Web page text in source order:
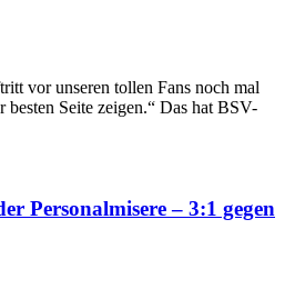
vor unseren tollen Fans noch mal
besten Seite zeigen.“ Das hat BSV-
Personalmisere – 3:1 gegen